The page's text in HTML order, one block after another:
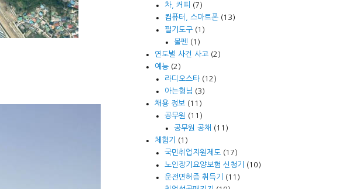
차, 커피
(7)
컴퓨터, 스마트폰(13)
필기도구(1)
볼펜 (1)
연도별 사건 사고 (2)
예능 (2)
라디오스타(12)
아는형님 (3)
채용 정보 (11)
공무원
(11)
공무원 공채 (11)
체험기
(1)
국민취업지원제도(17)
노인장기요양보험 신청기
(10)
운전면허증 취득기
(11)